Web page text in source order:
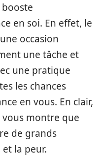
en soi. En effet, le
occasion
une tâche et
une pratique
les chances
en vous. En clair,
vous montre que
de grands
la peur.